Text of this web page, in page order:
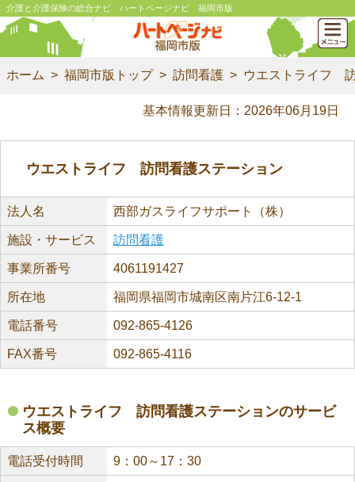
介護と介護保険の総合ナビ ハートページナビ 福岡市版
ホーム 福岡市版トップ 訪問看護 ウエストライフ
基本情報更新日：2026年06月19日
ウエストライフ 訪問看護ステーション
法人名 西部ガスライフサポート（株）
施設・サービス 訪問看護
事業所番号 4061191427
所在地 福岡県福岡市城南区南片江6-12-1
電話番号 092-865-4126
FAX番号 092-865-4116
ウエストライフ 訪問看護ステーションのサービ
ス概要
電話受付時間 9：00～17：30